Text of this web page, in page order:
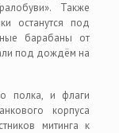
Также
останутся под
барабаны от
под дождём на
полка, и флаги
корпуса
митинга к